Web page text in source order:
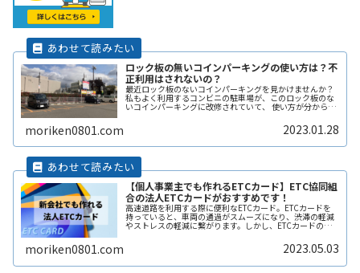
ロック板の無いコインパーキングの使い方は？不
正利用はされないの？
最近ロック板のないコインパーキングを見かけませんか？
私もよく利用するコンビニの駐車場が、このロック板のな
いコインパーキングに改修されていて、 使い方が分からず
ク板のないコインパーキングの使い方や、ロック板がない
と不正に使われないの？などその辺りも含めて解説しま
moriken0801.com 2023.01.28
【個人事業主でも作れるETCカード】ETC協同組
合の法人ETCカードがおすすめです！
高速道路を利用する際に便利なETCカード。ETCカードを
持っていると、車両の通過がスムーズになり、渋滞の軽減
やストレスの軽減に繋がります。しかし、ETCカードの種
moriken0801.com 2023.05.03